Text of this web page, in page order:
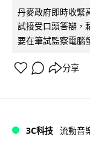
丹麥政府即時收緊
試接受口頭答辯，
要在筆試監察電腦
分享
3C科技 流動音